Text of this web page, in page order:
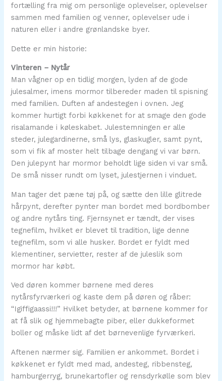
fortælling fra mig om personlige oplevelser, oplevelser
sammen med familien og venner, oplevelser ude i
naturen eller i andre grønlandske byer.
Dette er min historie:
Vinteren – Nytår
Man vågner op en tidlig morgen, lyden af de gode
julesalmer, imens mormor tilbereder maden til spisning
med familien. Duften af andestegen i ovnen. Jeg
kommer hurtigt forbi køkkenet for at smage den gode
risalamande i køleskabet. Julestemningen er alle
steder, julegardinerne, små lys, glaskugler, samt pynt,
som vi fik af moster helt tilbage dengang vi var børn.
Den julepynt har mormor beholdt lige siden vi var små.
De små nisser rundt om lyset, julestjernen i vinduet.
Man tager det pæne tøj på, og sætte den lille glitrede
hårpynt, derefter pynter man bordet med bordbomber
og andre nytårs ting. Fjernsynet er tændt, der vises
tegnefilm, hvilket er blevet til tradition, lige denne
tegnefilm, som vi alle husker. Bordet er fyldt med
klementiner, servietter, rester af de juleslik som
mormor har købt.
Ved døren kommer børnene med deres
nytårsfyrværkeri og kaste dem på døren og råber:
“Igiffigaassi!!!” Hvilket betyder, at børnene kommer for
at få slik og hjemmebagte piber, eller dukkeformet
boller og måske lidt af det børnevenlige fyrværkeri.
Aftenen nærmer sig. Familien er ankommet. Bordet i
køkkenet er fyldt med mad, andesteg, ribbensteg,
hamburgerryg, brunekartofler og rensdyrkølle som blev